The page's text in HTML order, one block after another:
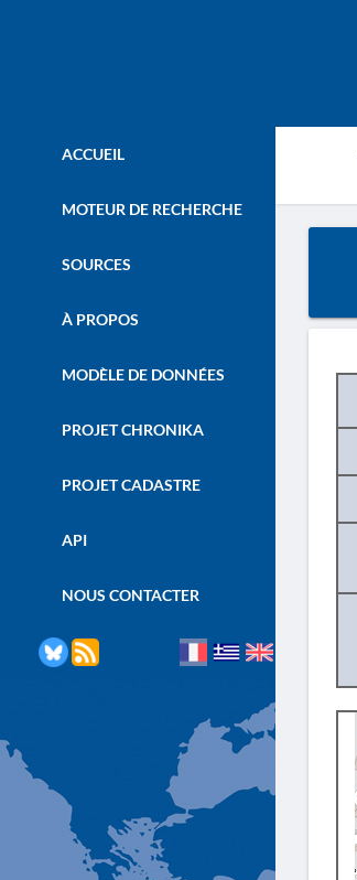
ACCUEIL
MOTEUR DE RECHERCHE
SOURCES
À PROPOS
MODÈLE DE DONNÉES
PROJET CHRONIKA
PROJET CADASTRE
API
NOUS CONTACTER